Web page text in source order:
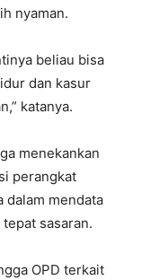
nyaman.
beliau bisa
dan kasur
katanya.
menekankan
perangkat
dalam mendata
sasaran.
OPD terkait